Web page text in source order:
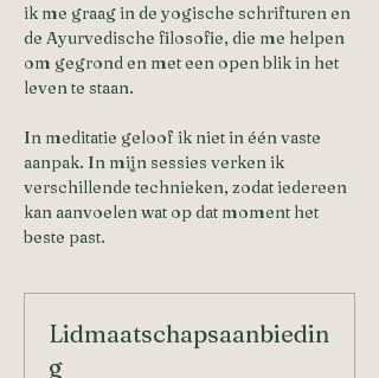
ik me graag in de yogische schrifturen en
de Ayurvedische filosofie, die me helpen
om gegrond en met een open blik in het
leven te staan.
In meditatie geloof ik niet in één vaste
aanpak. In mijn sessies verken ik
verschillende technieken, zodat iedereen
kan aanvoelen wat op dat moment het
beste past.
Lidmaatschapsaanbiedin
g